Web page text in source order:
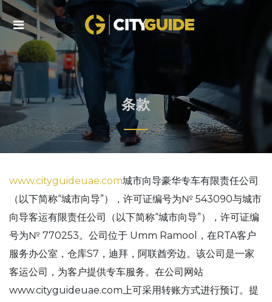
Skip
to
content
条款
www.cityguideuae.com城市向导豪华专车有限责任公司
（以下简称“城市向导”），许可证编号为№ 543090与城市
向导客运有限责任公司（以下简称“城市向导”），许可证编
号为№ 770253。公司位于 Umm Ramool，在RTA客户
服务办公室，仓库S7，迪拜，阿联酋旁边。该公司是一家
客运公司，为客户提供专车服务。在公司网站
www.cityguideuae.com上可采用转账方式进行预订。提